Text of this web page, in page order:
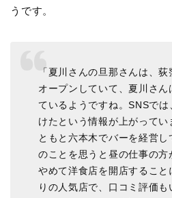
うです。
「夏川さんの旦那さんは、
オープンしていて、夏川さん
ているようですね。SNSで
けたという情報が上がってい
ともと六本木でバーを経営
のことを思うと昼の仕事の方
やめて洋食店を開店すること
りの人気店で、口コミ評価